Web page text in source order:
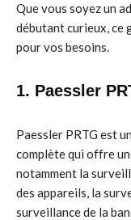
Que vous soyez un
débutant curieux, ce
pour vos besoins.
1. Paessler
Paessler PRTG est
complète qui offre
notamment la
des appareils, la
surveillance de la